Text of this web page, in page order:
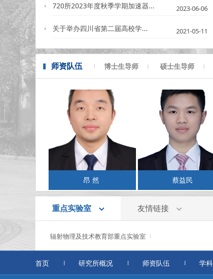
720所2023年度秋季学期加速器... 2023-06-06
关于举办四川省第二届高校学... 2021-05-11
师资队伍 博士生导师 硕士生导师
昂 然 蔡益民
重点实验室 友情链接
辐射物理及技术教育部重点实验室
首页 研究所概况 师资队伍 学